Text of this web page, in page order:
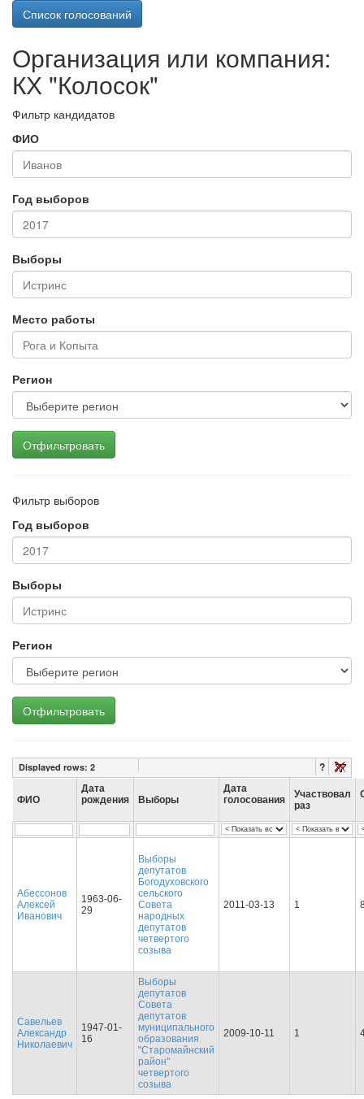
Список голосований
Организация или компания:
КХ "Колосок"
Фильтр кандидатов
ФИО
Год выборов
Выборы
Место работы
Регион
Отфильтровать
Фильтр выборов
Год выборов
Выборы
Регион
Отфильтровать
Displayed rows: 2 ?
ФИО
Дата
рождения
Выборы
Дата
голосования
Участвовал
раз
Абессонов
Алексей
Иванович
1963-06-
29
Выборы
депутатов
Богодуховского
сельского
Совета
народных
депутатов
четвертого
созыва
2011-03-13 1
Савельев
Александр
Николаевич
1947-01-
16
Выборы
депутатов
Совета
депутатов
муниципального
образования
"Старомайнский
район"
четвертого
созыва
2009-10-11 1